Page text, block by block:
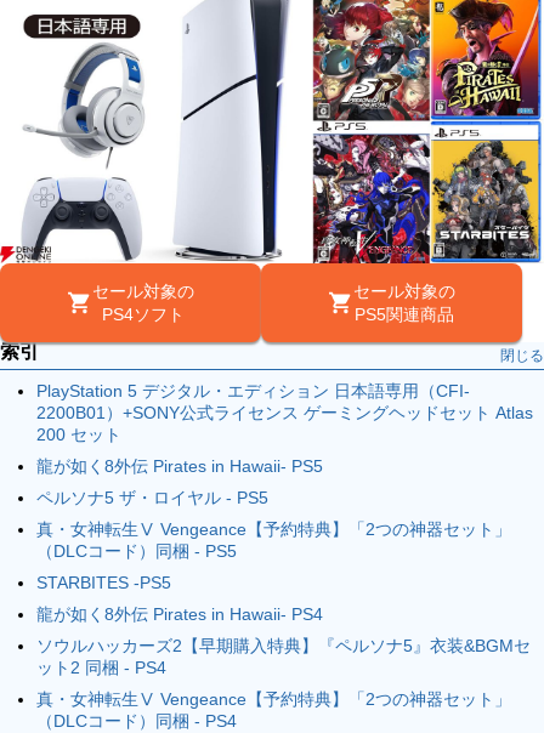
セール対象の
PS4ソフト
セール対象の
PS5関連商品
索引 閉じる
PlayStation 5 デジタル・エディション 日本語専用（CFI-
2200B01）+SONY公式ライセンス ゲーミングヘッドセット Atlas
200 セット
龍が如く8外伝 Pirates in Hawaii- PS5
ペルソナ5 ザ・ロイヤル - PS5
真・女神転生Ⅴ Vengeance【予約特典】「2つの神器セット」
（DLCコード）同梱 - PS5
STARBITES -PS5
龍が如く8外伝 Pirates in Hawaii- PS4
ソウルハッカーズ2【早期購入特典】『ペルソナ5』衣装&BGMセ
ット2 同梱 - PS4
真・女神転生Ⅴ Vengeance【予約特典】「2つの神器セット」
（DLCコード）同梱 - PS4